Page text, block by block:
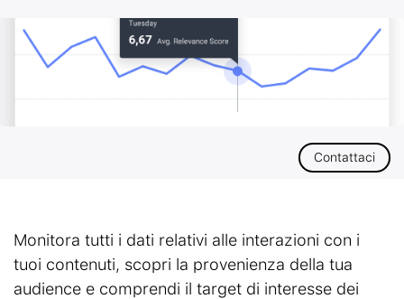
Contattaci
Monitora tutti i dati relativi alle interazioni con i
tuoi contenuti, scopri la provenienza della tua
audience e comprendi il target di interesse dei